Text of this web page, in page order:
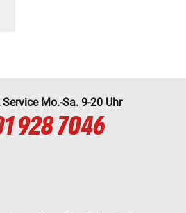
Mo.-Sa. 9-20 Uhr
928 7046